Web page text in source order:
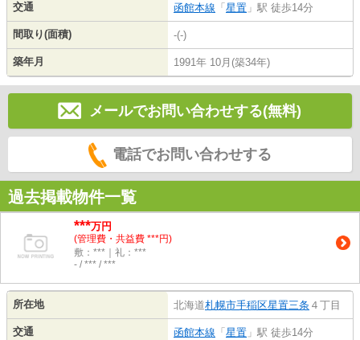
交通 函館本線 「 星置 」駅 徒歩14分
間取り(面積) -(-)
築年月 1991年 10月(築34年)
メールでお問い合わせする(無料)
電話でお問い合わせする
過去掲載物件一覧
***万円
(管理費・共益費 ***円)
敷：***｜礼：***
- / *** / ***
所在地 北海道札幌市手稲区星置三条 ４丁目
交通 函館本線 「 星置 」駅 徒歩14分